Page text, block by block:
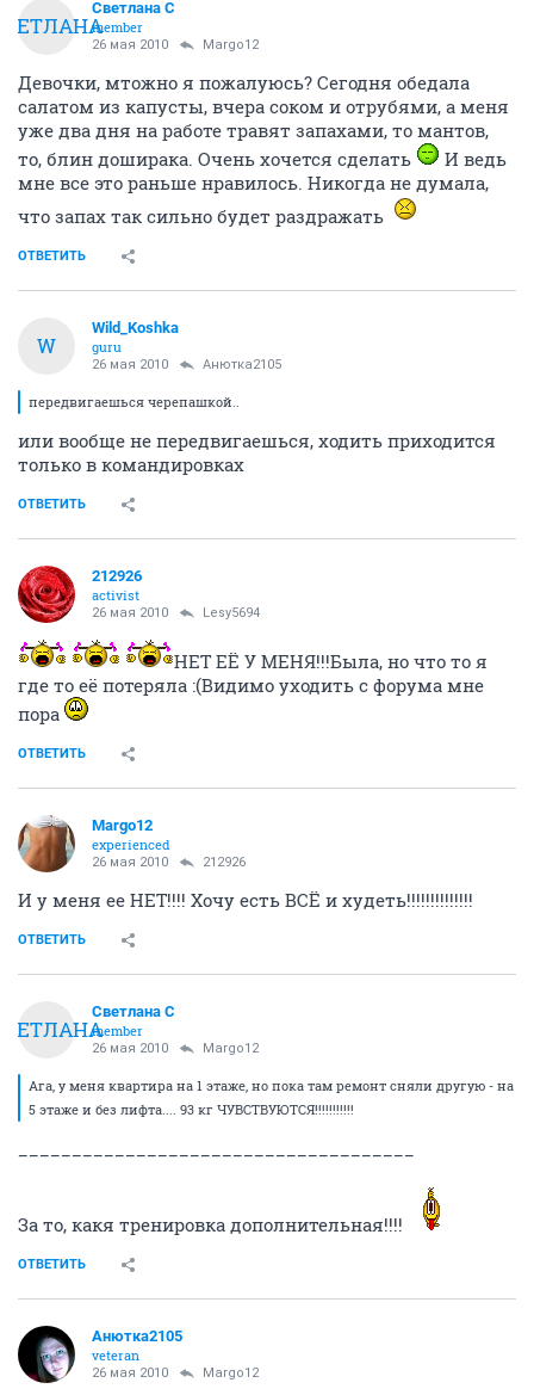
Светлана С
member
26 мая 2010 Margo12
Девочки, мтожно я пожалуюсь? Сегодня обедала
салатом из капусты, вчера соком и отрубями, а меня
уже два дня на работе травят запахами, то мантов,
то, блин доширака. Очень хочется сделать
И ведь
мне все это раньше нравилось. Никогда не думала,
что запах так сильно будет раздражать
ОТВЕТИТЬ
W
Wild_Koshka
guru
26 мая 2010 Анютка2105
передвигаешься черепашкой..
или вообще не передвигаешься, ходить приходится
только в командировках
ОТВЕТИТЬ
212926
activist
26 мая 2010 Lesy5694
НЕТ ЕЁ У МЕНЯ!!!Была, но что то я
где то её потеряла :(Видимо уходить с форума мне
пора
ОТВЕТИТЬ
Margo12
experienced
26 мая 2010 212926
И у меня ее НЕТ!!!! Хочу есть ВСЁ и худеть!!!!!!!!!!!!!!
ОТВЕТИТЬ
Светлана С
member
26 мая 2010 Margo12
Ага, у меня квартира на 1 этаже, но пока там ремонт сняли другую - на
5 этаже и без лифта.... 93 кг ЧУВСТВУЮТСЯ!!!!!!!!!!!
За то, какя тренировка дополнительная!!!!
ОТВЕТИТЬ
Анютка2105
veteran
26 мая 2010 Margo12